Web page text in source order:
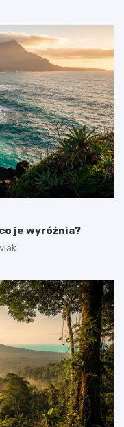
je wyróżnia?